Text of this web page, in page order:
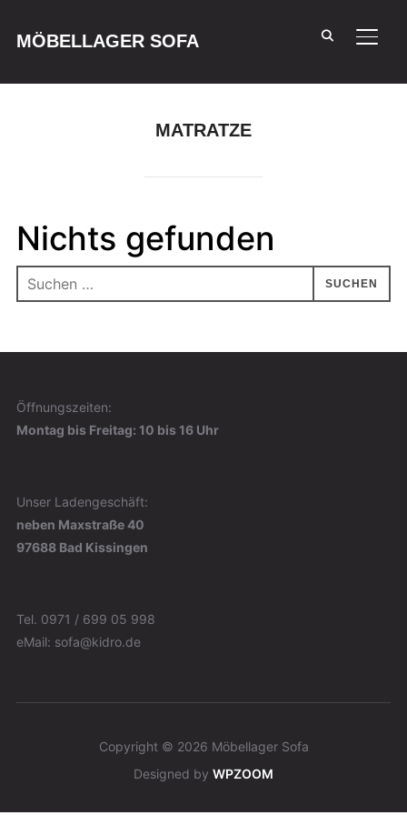
MÖBELLAGER SOFA
MATRATZE
Nichts gefunden
Öffnungszeiten:
Montag bis Freitag: 10 bis 16 Uhr
Unser Ladengeschäft:
neben Maxstraße 40
97688 Bad Kissingen
Tel. 0971 / 699 05 998
eMail: sofa@kidro.de
Copyright © 2026 Möbellager Sofa
Designed by WPZOOM